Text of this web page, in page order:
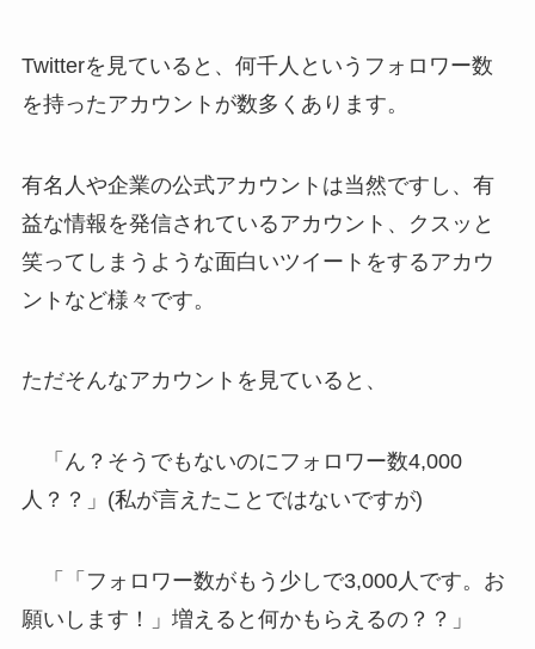
Twitterを見ていると、何千人というフォロワー数
を持ったアカウントが数多くあります。
有名人や企業の公式アカウントは当然ですし、有
益な情報を発信されているアカウント、クスッと
笑ってしまうような面白いツイートをするアカウ
ントなど様々です。
ただそんなアカウントを見ていると、
「ん？そうでもないのにフォロワー数4,000
人？？」(私が言えたことではないですが)
「「フォロワー数がもう少しで3,000人です。お
願いします！」増えると何かもらえるの？？」